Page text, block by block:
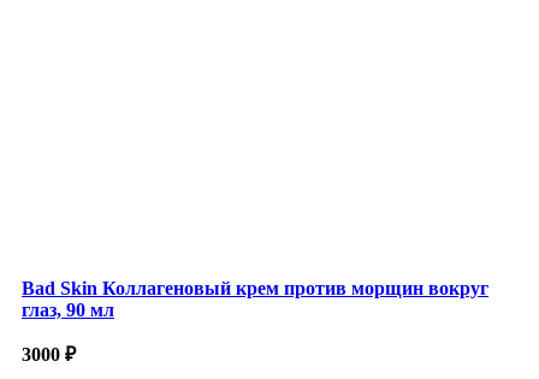
Bad Skin Коллагеновый крем против морщин вокруг
глаз, 90 мл
3000 ₽